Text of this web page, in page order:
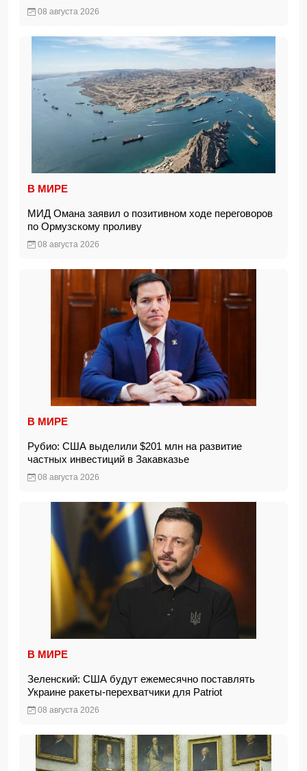
08 августа 2026
В МИРЕ
МИД Омана заявил о позитивном ходе переговоров
по Ормузскому проливу
08 августа 2026
В МИРЕ
Рубио: США выделили $201 млн на развитие
частных инвестиций в Закавказье
08 августа 2026
В МИРЕ
Зеленский: США будут ежемесячно поставлять
Украине ракеты-перехватчики для Patriot
08 августа 2026